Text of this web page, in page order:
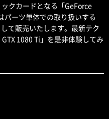
クカードとなる「GeForce
パーツ単体での取り扱いする
て販売いたします。最新テク
1080 Ti」を是非体験してみ